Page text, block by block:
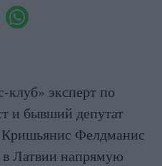
клуб» эксперт по
и бывший депутат
Фелдманис
в Латвии напрямую